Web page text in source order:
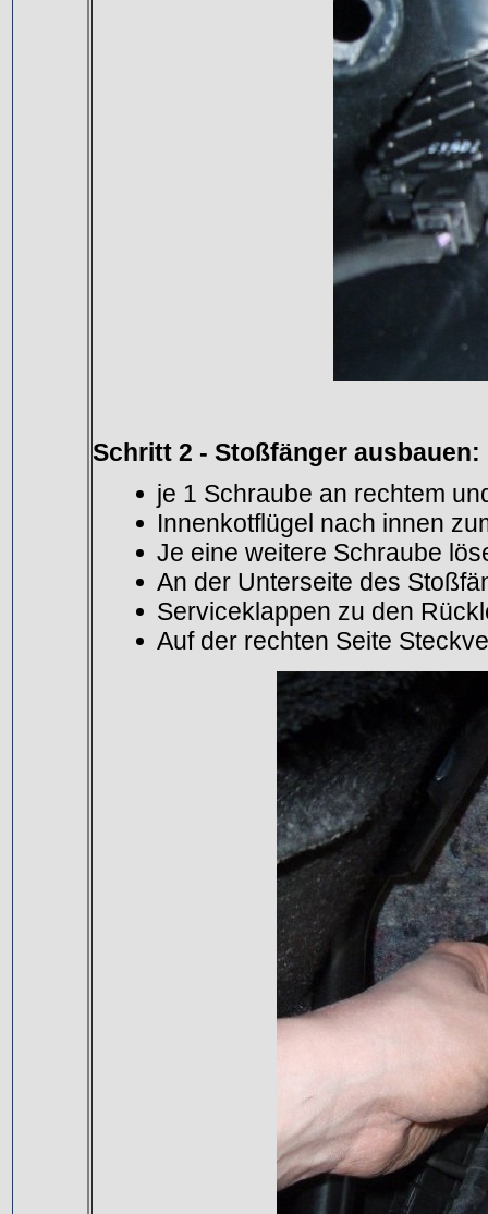
Schritt 2 - Stoßfänger ausbauen:
je 1 Schraube an rechtem
Innenkotflügel nach innen
Je eine weitere Schraube
An der Unterseite des
Serviceklappen zu den
Auf der rechten Seite